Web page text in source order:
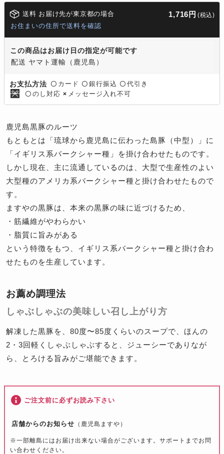
送料 お届け先が東京都の場合 1,716円 (税込)
お住まいの住所で送料を確認
この商品はお届け日の指定が可能です
配送 ヤマト運輸（鹿児島）
お支払方法 〇 カード 〇 銀行振込 〇 代引き
〇 のし対応 × メッセージ入れ不可
鹿児島黒豚のルーツ
もともとは「琉球から鹿児島に伝わった島豚（中型）」に
「イギリス系バークシャー種」を掛け合わせたものです。
しかし現在、主に流通しているのは、大型で生産性のよい
大型種のアメリカ系バークシャー種と掛け合わせたもので
す。
ますやの黒豚は、本来の黒豚の味に近づけるため、
・筋繊維がやわらかい
・脂質に旨みがある
という特徴をもつ、イギリス系バークシャー種と掛け合わ
せたものを生産しています。
お薦め調理法
しゃぶしゃぶの美味しい召し上がり方
解凍した黒豚を、80度〜85度くらいのスープで、ほんの
2・3回軽くしゃぶしゃぶすると、ジューシーでありなが
ら、とろける旨みがご堪能できます。
ご注文前に必ずお読み下さい
店舗からのお知らせ （鹿児島ますや）
※一部離島にはお届け出来ない場合がございます。サポートまでお問
い合わせください。